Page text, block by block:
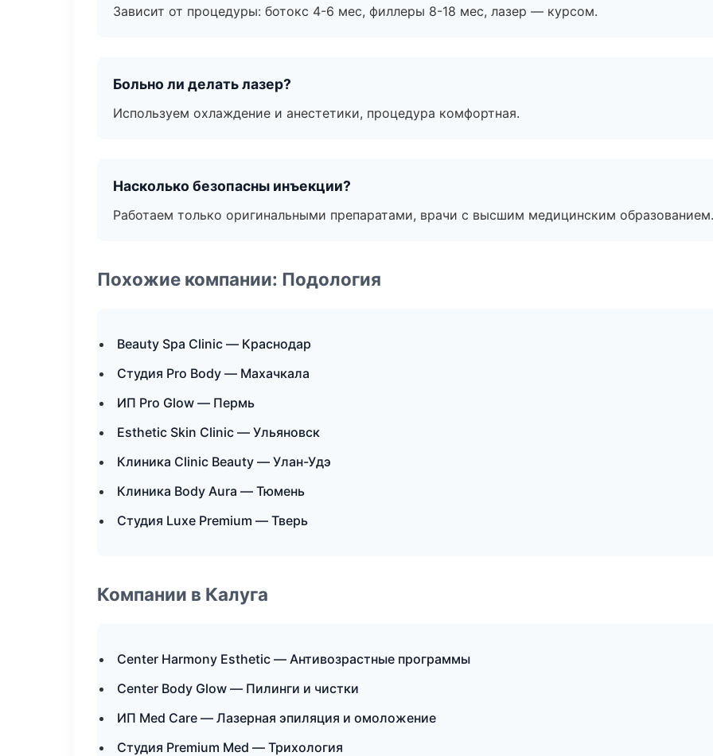
Зависит от процедуры: ботокс 4-6 мес, филлеры 8-18 мес, лазер — курсом.
Больно ли делать лазер?
Используем охлаждение и анестетики, процедура комфортная.
Насколько безопасны инъекции?
Работаем только оригинальными препаратами, врачи с высшим медицинским образованием.
Похожие компании: Подология
Beauty Spa Clinic — Краснодар
Студия Pro Body — Махачкала
ИП Pro Glow — Пермь
Esthetic Skin Clinic — Ульяновск
Клиника Clinic Beauty — Улан-Удэ
Клиника Body Aura — Тюмень
Студия Luxe Premium — Тверь
Компании в Калуга
Center Harmony Esthetic — Антивозрастные программы
Center Body Glow — Пилинги и чистки
ИП Med Care — Лазерная эпиляция и омоложение
Студия Premium Med — Трихология